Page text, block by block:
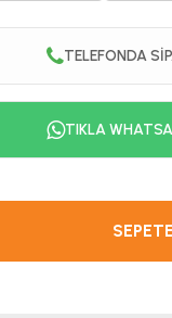
TELEFONDA
TIKLA